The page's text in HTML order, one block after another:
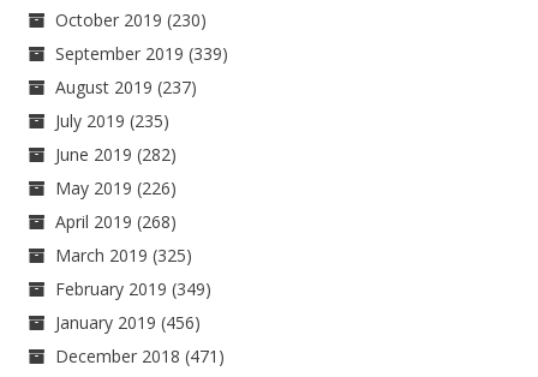
October 2019 (230)
September 2019 (339)
August 2019 (237)
July 2019 (235)
June 2019 (282)
May 2019 (226)
April 2019 (268)
March 2019 (325)
February 2019 (349)
January 2019 (456)
December 2018 (471)